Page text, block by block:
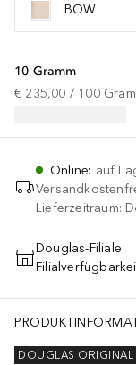
BOW
10 Gramm
€ 235,00 / 100
Online: auf
Lieferzeitraum:
Douglas-Filiale
DOUGLAS ORIGINAL